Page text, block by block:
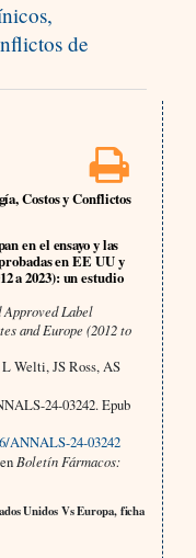
de
Costos y Conflictos
en el ensayo y las
en EE UU y
a 2023): un estudio
Label
and Europe (2012 to
Welti, JS Ross, AS
24-03242. Epub
ANNALS-24-03242
Boletín Fármacos:
Unidos Vs Europa, ficha